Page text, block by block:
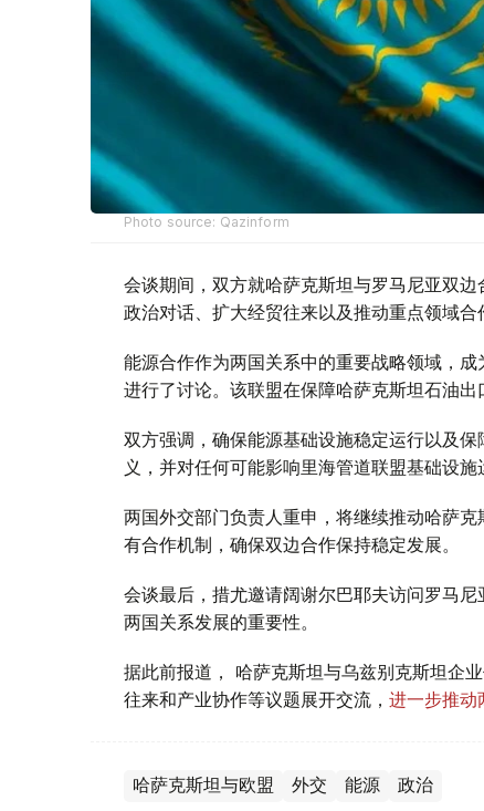
Photo source: Qazinform
会谈期间，双方就哈萨克斯坦与罗马尼亚双
政治对话、扩大经贸往来以及推动重点领域合
能源合作作为两国关系中的重要战略领域，
进行了讨论。该联盟在保障哈萨克斯坦石油出
双方强调，确保能源基础设施稳定运行以及
义，并对任何可能影响里海管道联盟基础设施
两国外交部门负责人重申，将继续推动哈萨
有合作机制，确保双边合作保持稳定发展。
会谈最后，措尤邀请阔谢尔巴耶夫访问罗马
两国关系发展的重要性。
据此前报道， 哈萨克斯坦与乌兹别克斯坦企
往来和产业协作等议题展开交流， 进一步推动
哈萨克斯坦与欧盟 外交 能源 政治